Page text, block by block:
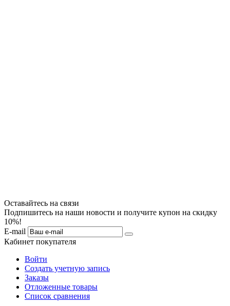
Оставайтесь на связи
Подпишитесь на наши новости и получите купон на скидку
10%!
E-mail
Кабинет покупателя
Войти
Создать учетную запись
Заказы
Отложенные товары
Список сравнения